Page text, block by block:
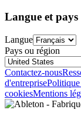
Langue et pays
Langue
Pays ou région
Contactez-nous
d'entreprise
cookiesMentions